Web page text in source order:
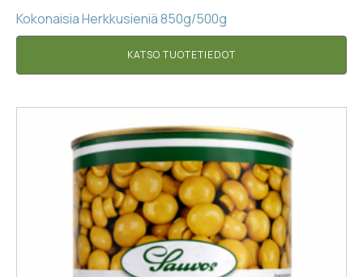
Kokonaisia Herkkusieniä 850g/500g
KATSO TUOTETIEDOT